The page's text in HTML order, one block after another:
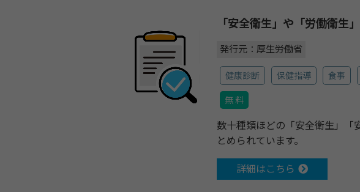
「安全衛生」や「労働衛生
発行元：厚生労働省
健康診断 保健指導 食事
無 料
数十種類ほどの「安全衛生」「
とめられています。
詳細はこちら